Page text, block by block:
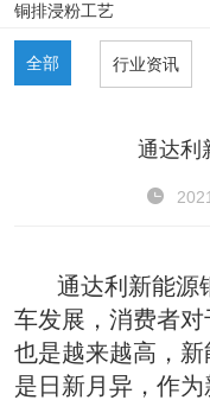
铜排浸粉工艺
全部 行业资讯
通达利
通达利新能源
车发展，消费者
也是越来越高，
是日新月异，作